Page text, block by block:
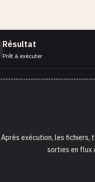
Résultat
Prêt à exécuter
Après exécution, les fichiers,
sorties en flux